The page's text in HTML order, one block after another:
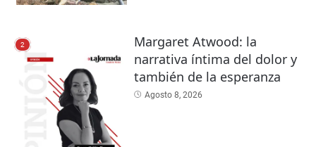
2
Margaret Atwood: la
narrativa íntima del dolor y
también de la esperanza
Agosto 8, 2026